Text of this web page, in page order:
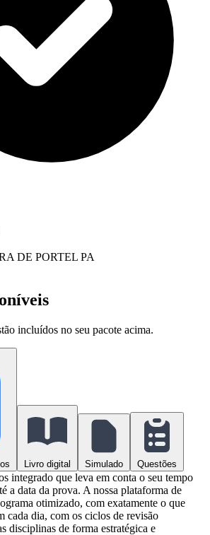
DE PORTEL PA
incluídos no seu pacote acima.
Livro digital Simulado Questões
integrado que leva em conta o seu tempo
a data da prova. A nossa plataforma de
otimizado, com exatamente o que
cada dia, com os ciclos de revisão
disciplinas de forma estratégica e